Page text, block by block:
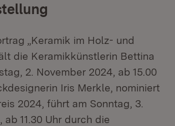
„Keramik im Holz- und
die Keramikkünstlerin Bettina
2. November 2024, ab 15.00
Iris Merkle, nominiert
2024, führt am Sonntag, 3.
11.30 Uhr durch die